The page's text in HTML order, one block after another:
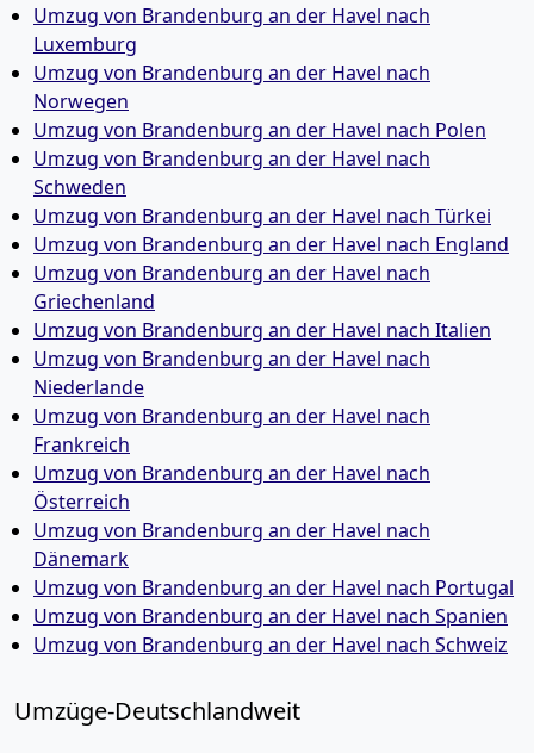
Umzug von Brandenburg an der Havel nach
Luxemburg
Umzug von Brandenburg an der Havel nach
Norwegen
Umzug von Brandenburg an der Havel nach Polen
Umzug von Brandenburg an der Havel nach
Schweden
Umzug von Brandenburg an der Havel nach Türkei
Umzug von Brandenburg an der Havel nach England
Umzug von Brandenburg an der Havel nach
Griechenland
Umzug von Brandenburg an der Havel nach Italien
Umzug von Brandenburg an der Havel nach
Niederlande
Umzug von Brandenburg an der Havel nach
Frankreich
Umzug von Brandenburg an der Havel nach
Österreich
Umzug von Brandenburg an der Havel nach
Dänemark
Umzug von Brandenburg an der Havel nach Portugal
Umzug von Brandenburg an der Havel nach Spanien
Umzug von Brandenburg an der Havel nach Schweiz
Umzüge-Deutschlandweit